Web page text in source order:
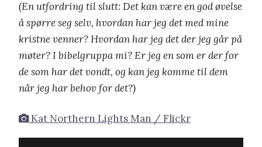
(En utfordring til slutt: Det kan være en god øvelse
å spørre seg selv, hvordan har jeg det med mine
kristne venner? Hvordan har jeg det der jeg går på
møter? I bibelgruppa mi? Er jeg en som er der for
de som har det vondt, og kan jeg komme til dem
når jeg har behov for det?)
Kat Northern Lights Man / Flickr